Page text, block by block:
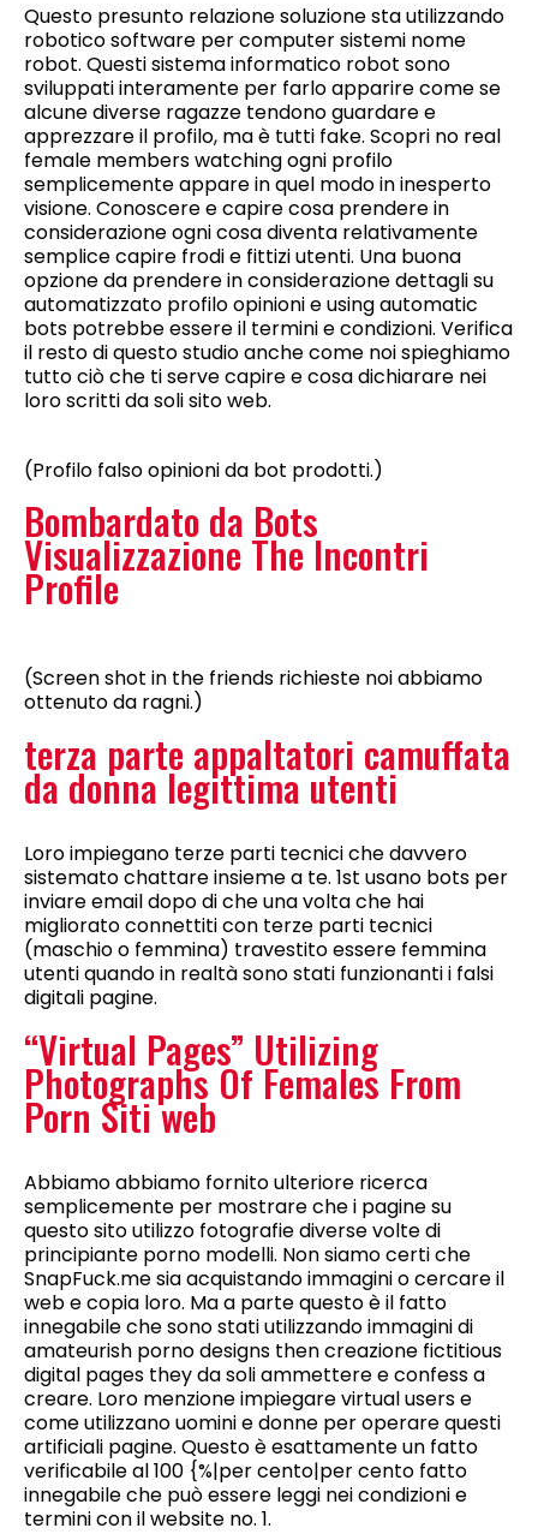
Questo presunto relazione soluzione sta utilizzando
robotico software per computer sistemi nome
robot. Questi sistema informatico robot sono
sviluppati interamente per farlo apparire come se
alcune diverse ragazze tendono guardare e
apprezzare il profilo, ma è tutti fake. Scopri no real
female members watching ogni profilo
semplicemente appare in quel modo in inesperto
visione. Conoscere e capire cosa prendere in
considerazione ogni cosa diventa relativamente
semplice capire frodi e fittizi utenti. Una buona
opzione da prendere in considerazione dettagli su
automatizzato profilo opinioni e using automatic
bots potrebbe essere il termini e condizioni. Verifica
il resto di questo studio anche come noi spieghiamo
tutto ciò che ti serve capire e cosa dichiarare nei
loro scritti da soli sito web.
(Profilo falso opinioni da bot prodotti.)
Bombardato da Bots
Visualizzazione The Incontri
Profile
(Screen shot in the friends richieste noi abbiamo
ottenuto da ragni.)
terza parte appaltatori camuffata
da donna legittima utenti
Loro impiegano terze parti tecnici che davvero
sistemato chattare insieme a te. 1st usano bots per
inviare email dopo di che una volta che hai
migliorato connettiti con terze parti tecnici
(maschio o femmina) travestito essere femmina
utenti quando in realtà sono stati funzionanti i falsi
digitali pagine.
“Virtual Pages” Utilizing
Photographs Of Females From
Porn Siti web
Abbiamo abbiamo fornito ulteriore ricerca
semplicemente per mostrare che i pagine su
questo sito utilizzo fotografie diverse volte di
principiante porno modelli. Non siamo certi che
SnapFuck.me sia acquistando immagini o cercare il
web e copia loro. Ma a parte questo è il fatto
innegabile che sono stati utilizzando immagini di
amateurish porno designs then creazione fictitious
digital pages they da soli ammettere e confess a
creare. Loro menzione impiegare virtual users e
come utilizzano uomini e donne per operare questi
artificiali pagine. Questo è esattamente un fatto
verificabile al 100 {%|per cento|per cento fatto
innegabile che può essere leggi nei condizioni e
termini con il website no. 1.